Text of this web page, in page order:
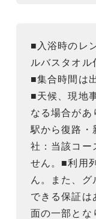
■入浴時のレ
ルバスタオル
■集合時間は
■天候、現地
なる場合があ
駅から復路・
社：当該コー
せん。■利用
ん。また、グ
できる保証は
面の一部とな